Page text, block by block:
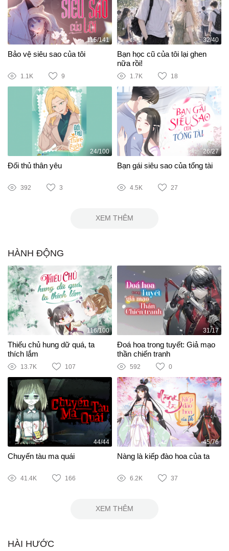
115/141
Bảo vệ siêu sao của tôi
1.1K 9
32/40
Bạn học cũ của tôi lại ghen
nữa rồi!
1.7K 18
24/100
Đối thủ thân yêu
392 3
26/27
Bạn gái siêu sao của tổng tài
4.5K 27
XEM THÊM
HÀNH ĐỘNG
116/100
Thiếu chủ hung dữ quá, ta
thích lắm
13.7K 107
31/17
Đoá hoa trong tuyết: Giả mạo
thần chiến tranh
592 0
44/44
Chuyến tàu ma quái
41.4K 166
45/76
Nàng là kiếp đào hoa của ta
6.2K 37
XEM THÊM
HÀI HƯỚC